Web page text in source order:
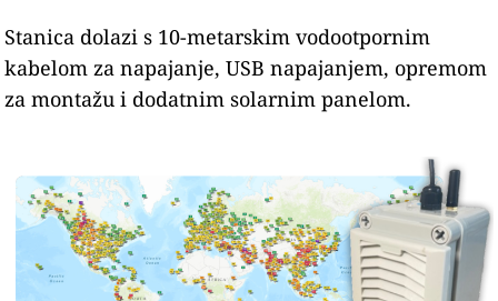
Stanica dolazi s 10-metarskim vodootpornim
kabelom za napajanje, USB napajanjem, opremom
za montažu i dodatnim solarnim panelom.